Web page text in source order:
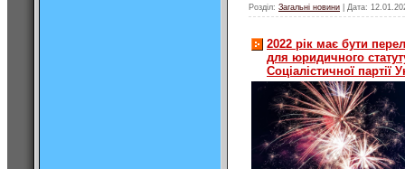
Розділ: Загальні новини | Дата:
2022 рік має бути
для юридичного
Соціалістичної партії